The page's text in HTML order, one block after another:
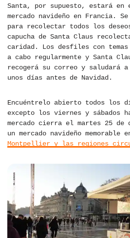
Santa, por supuesto, estará en
mercado navideño en Francia.
para recolectar todos los
capucha de Santa Claus
caridad. Los desfiles con
a cabo regularmente y Santa
recogerá su correo y saludará
unos días antes de Navidad.
Encuéntrelo abierto todos los
excepto los viernes y sábados
mercado cierra el martes 25 de
un mercado navideño
Montpellier y las regiones